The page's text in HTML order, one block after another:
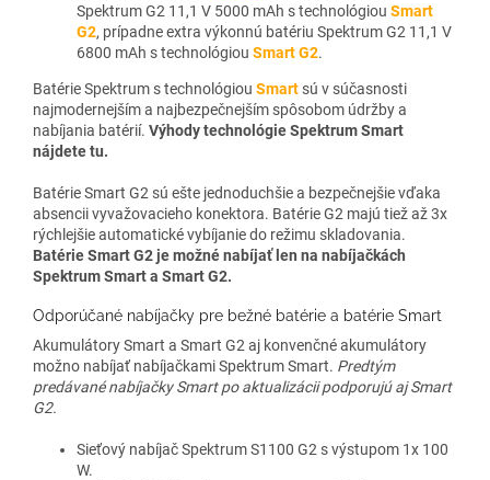
Spektrum G2 11,1 V 5000 mAh s technológiou Smart
G2, prípadne extra výkonnú batériu Spektrum G2 11,1 V
6800 mAh s technológiou Smart G2.
Batérie Spektrum s technológiou Smart sú v súčasnosti
najmodernejším a najbezpečnejším spôsobom údržby a
nabíjania batérií. Výhody technológie Spektrum Smart
nájdete tu.
Batérie Smart G2 sú ešte jednoduchšie a bezpečnejšie vďaka
absencii vyvažovacieho konektora. Batérie G2 majú tiež až 3x
rýchlejšie automatické vybíjanie do režimu skladovania.
Batérie Smart G2 je možné nabíjať len na nabíjačkách
Spektrum Smart a Smart G2.
Odporúčané nabíjačky pre bežné batérie a batérie Smart
Akumulátory Smart a Smart G2 aj konvenčné akumulátory
možno nabíjať nabíjačkami Spektrum Smart. Predtým
predávané nabíjačky Smart po aktualizácii podporujú aj Smart
G2.
Sieťový nabíjač Spektrum S1100 G2 s výstupom 1x 100
W.